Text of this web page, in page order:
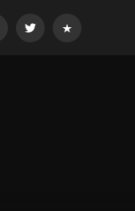
Twitter Login